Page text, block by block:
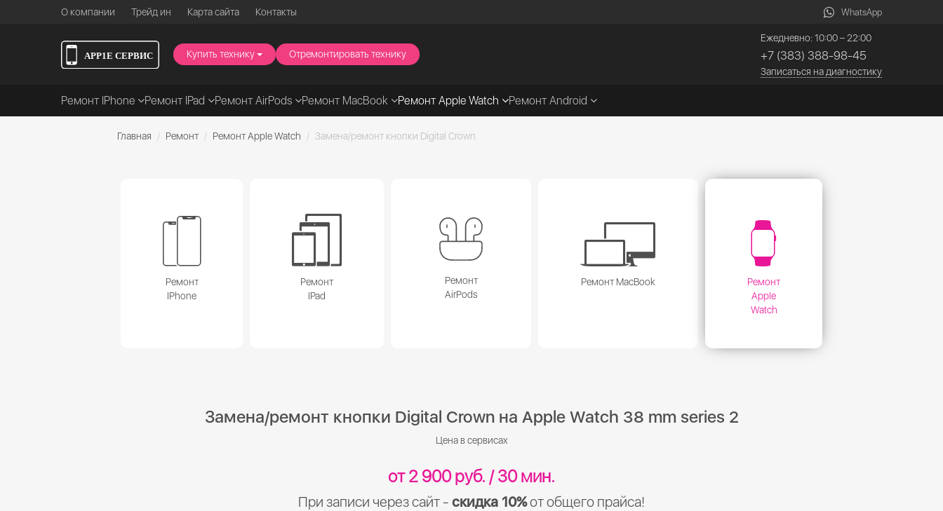
О компании Трейд ин Карта сайта Контакты WhatsApp
Купить технику Отремонтировать технику
Ежедневно: 10:00 – 22:00
+7 (383) 388-98-45
Записаться на диагностику
Ремонт IPhone Ремонт IPad Ремонт AirPods Ремонт MacBook Ремонт Apple Watch Ремонт Android
Главная Ремонт Ремонт Apple Watch Замена/ремонт кнопки Digital Crown
Ремонт
IPhone
Ремонт
IPad
Ремонт
AirPods
Ремонт MacBook
Ремонт
Apple
Watch
Замена/ремонт кнопки Digital Crown на Apple Watch 38 mm series 2
Цена в сервисах
от 2 900 руб. / 30 мин.
При записи через сайт - скидка 10%от общего прайса!